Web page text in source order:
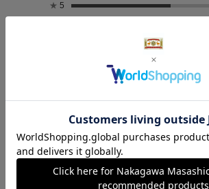
★ 5
レビューのAI要約
愛用者による追記レビュー(6)